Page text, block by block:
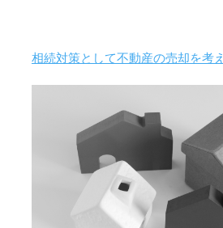
相続対策として不動産の売却を考